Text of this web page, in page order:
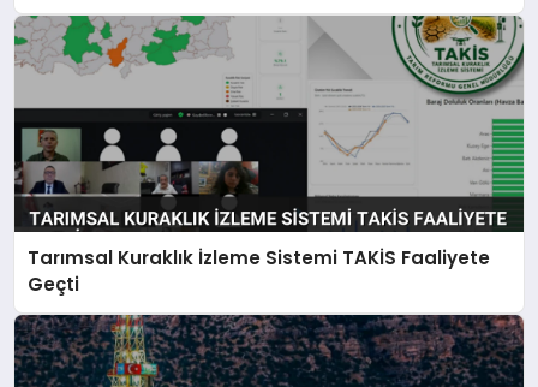
Tarımsal Kuraklık İzleme Sistemi TAKİS Faaliyete
Geçti